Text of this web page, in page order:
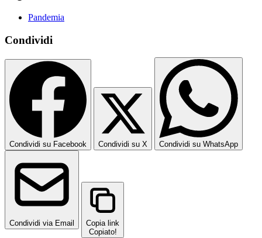
Pandemia
Condividi
Condividi su Facebook Condividi su X Condividi su WhatsApp
Condividi via Email
Copia link
Copiato!